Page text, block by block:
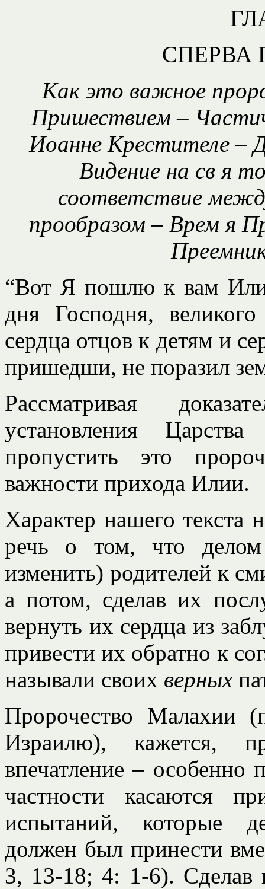
СПЕРВА
Как это важное
Пришествием –
Иоанне Крестителе –
Видение на св я
соответствие
прообразом – Врем я
“Вот Я пошлю к вам
дня Господня,
сердца отцов к детям и
пришедши, не поразил
Рассматривая
установления
пропустить это
важности прихода Илии.
Характер нашего
речь о том, что
изменить) родителей к
а потом, сделав их
вернуть их сердца из
привести их обратно к
называли своих верных
Пророчество Малахии
Израилю), кажется,
впечатление – особенно
частности касаются
испытаний, которые
должен был принести
3, 13-18; 4: 1-6). Сделав